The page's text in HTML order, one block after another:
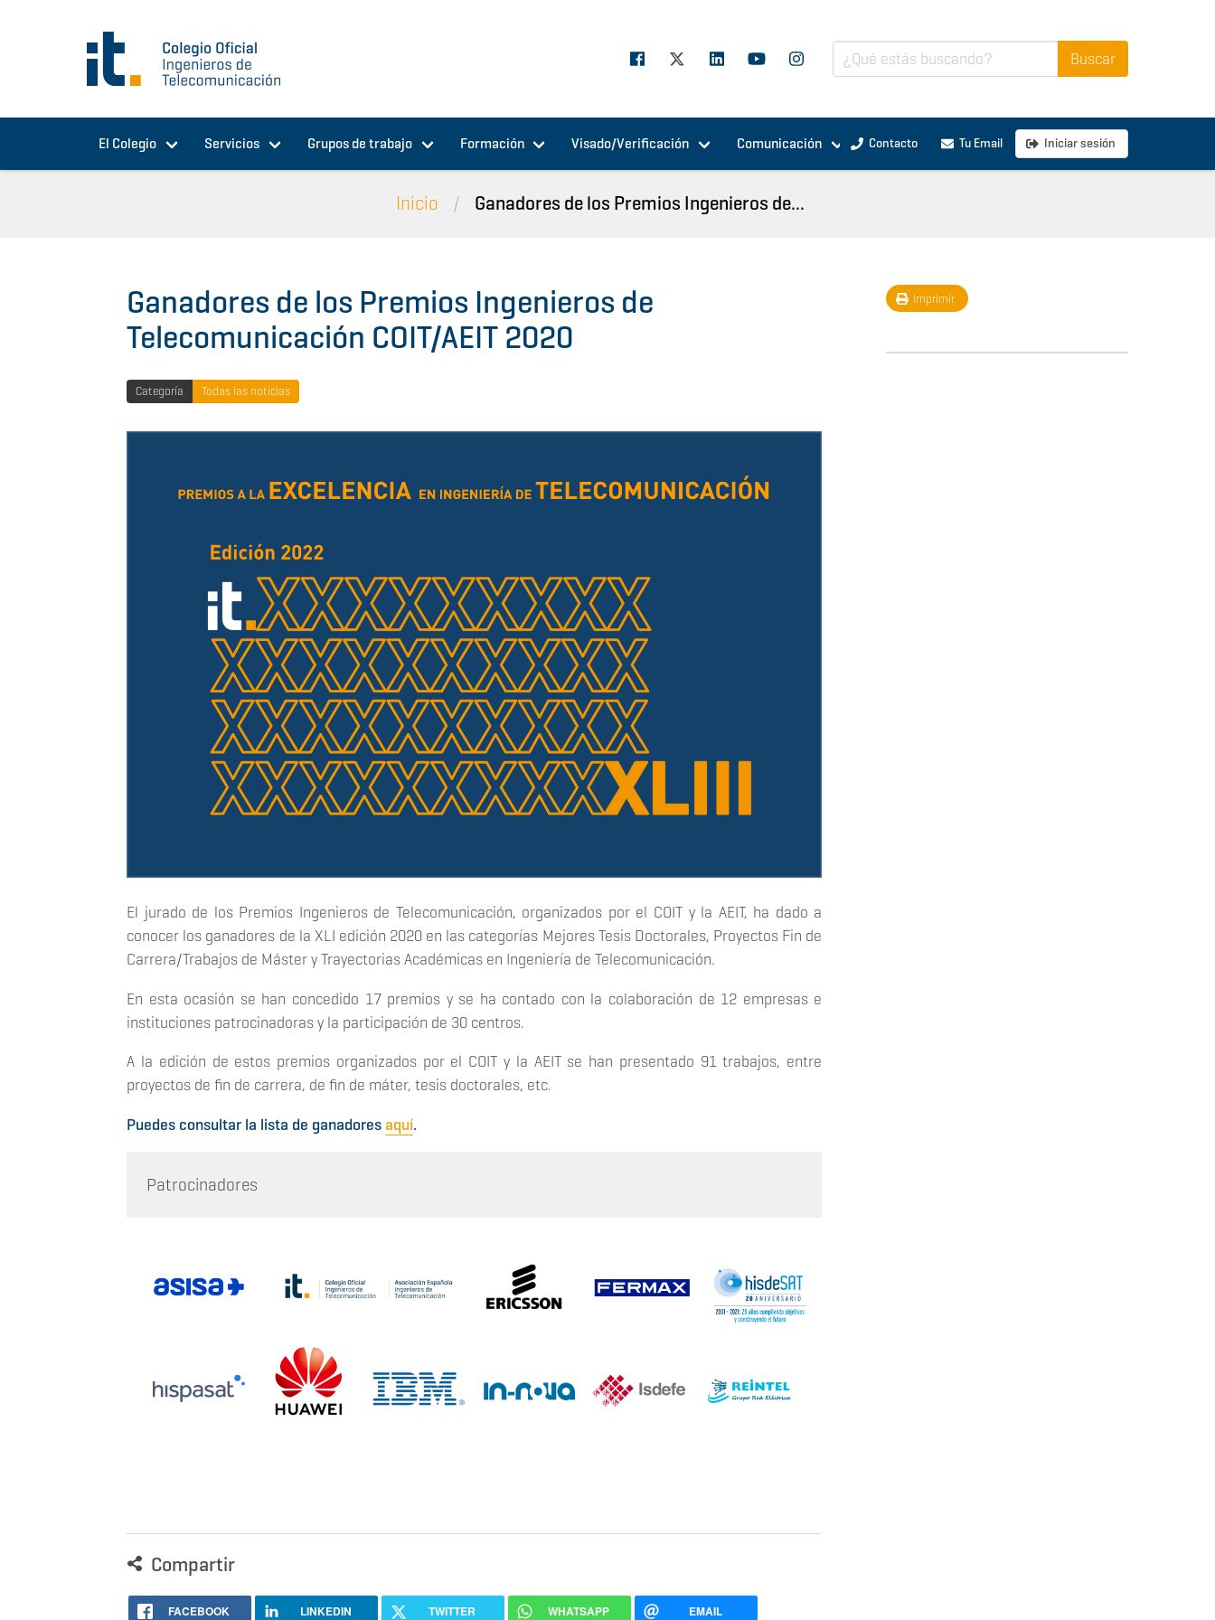
El Colegio Servicios Grupos de trabajo Formación Visado/Verificación Comunicación Contacto Tu Email Iniciar sesión
Inicio Ganadores de los Premios Ingenieros de...
Ganadores de los Premios Ingenieros de
Telecomunicación COIT/AEIT 2020
Categoría Todas las noticias
El jurado de los Premios Ingenieros de Telecomunicación, organizados por el COIT y la AEIT, ha dado a
conocer los ganadores de la XLI edición 2020 en las categorías Mejores Tesis Doctorales, Proyectos Fin de
Carrera/Trabajos de Máster y Trayectorias Académicas en Ingeniería de Telecomunicación.
En esta ocasión se han concedido 17 premios y se ha contado con la colaboración de 12 empresas e
instituciones patrocinadoras y la participación de 30 centros.
A la edición de estos premios organizados por el COIT y la AEIT se han presentado 91 trabajos, entre
proyectos de fin de carrera, de fin de máter, tesis doctorales, etc.
Puedes consultar la lista de ganadores aquí.
Patrocinadores
Compartir
FACEBOOK LINKEDIN TWITTER WHATSAPP EMAIL
Imprimir